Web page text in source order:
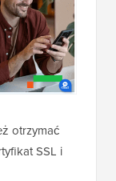
otrzymać
SSL i